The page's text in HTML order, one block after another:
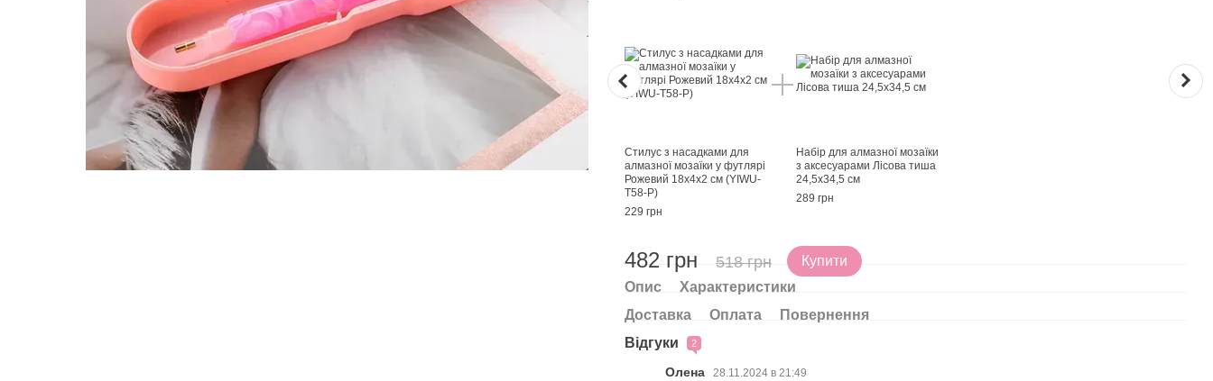
Стилус з насадками для
алмазної мозаїки у футлярі
Рожевий 18х4х2 см (YIWU-
T58-P)
229 грн
Набір для алмазної мозаїки
з аксесуарами Лісова тиша
24,5х34,5 см
289 грн
482 грн 518 грн Купити
Опис
Характеристики
Доставка
Оплата
Повернення
Відгуки
2
Олена 28.11.2024 в 21:49